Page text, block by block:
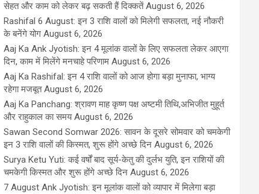
सेहत और काम को लेकर बढ़ सकती हैं दिक्कतें August 6, 2026
Rashifal 6 August: इन 3 राशि वालों को मिलेगी सफलता, नई नौकरी
के बनेंगे योग August 6, 2026
Aaj Ka Ank Jyotish: इन 4 मूलांक वालों के लिए सफलता लेकर आएगा
दिन, काम में मिलेंगे मनचाहे परिणाम August 6, 2026
Aaj Ka Rashifal: इन 4 राशि वालों को आज होगा बड़ा मुनाफा, भाग्य
रहेगा मजबूत August 6, 2026
Aaj Ka Panchang: श्रावण माह कृष्ण पक्ष अष्टमी तिथि,अभिजीत मुहूर्त
और राहुकाल का समय August 6, 2026
Sawan Second Somwar 2026: सावन के दूसरे सोमवार को चमकेगी
इन 3 राशि वालों की किस्मत, शुरू होंगे अच्छे दिन August 6, 2026
Surya Ketu Yuti: कई वर्षों बाद सूर्य-केतु की दुर्लभ युति, इन राशियों की
चमकेगी किस्मत और शुरू होंगे अच्छे दिन August 6, 2026
7 August Ank Jyotish: इन मूलांक वालों को व्यापार में मिलेगा बड़ा